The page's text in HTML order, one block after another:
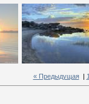
« Предыдущая|